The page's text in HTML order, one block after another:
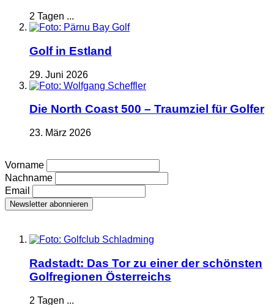
2 Tagen ...
Golf in Estland
29. Juni 2026
Die North Coast 500 – Traumziel für Golfer
23. März 2026
Vorname
Nachname
Email
Radstadt: Das Tor zu einer der schönsten
Golfregionen Österreichs
2 Tagen ...